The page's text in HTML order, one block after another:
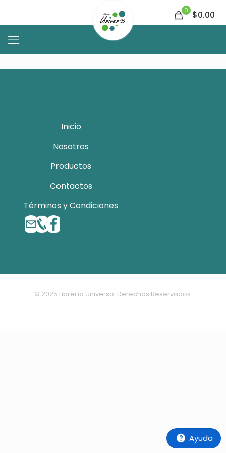
0 $0.00
Inicio
Nosotros
Productos
Contactos
Términos y Condiciones
© 2025 Librería Universo. Derechos Reservados.
Ayuda